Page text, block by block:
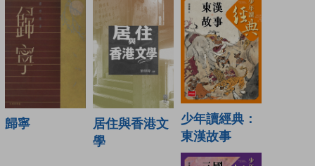
歸寧
居住與香港文
學
少年讀經典：
東漢故事